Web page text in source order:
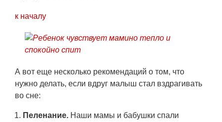
к началу
cosleeping.jpg
А вот еще несколько рекомендаций о том, что
нужно делать, если вдруг малыш стал вздрагивать
во сне:
Пеленание. Наши мамы и бабушки спали